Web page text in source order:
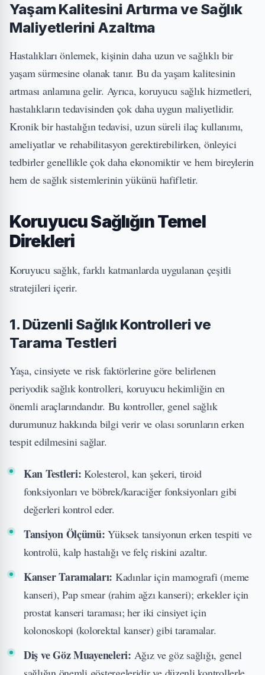
Yaşam Kalitesini Artırma ve Sağlık
Maliyetlerini Azaltma
Hastalıkları önlemek, kişinin daha uzun ve sağlıklı bir
yaşam sürmesine olanak tanır. Bu da yaşam kalitesinin
artması anlamına gelir. Ayrıca, koruyucu sağlık hizmetleri,
hastalıkların tedavisinden çok daha uygun maliyetlidir.
Kronik bir hastalığın tedavisi, uzun süreli ilaç kullanımı,
ameliyatlar ve rehabilitasyon gerektirebilirken, önleyici
tedbirler genellikle çok daha ekonomiktir ve hem bireylerin
hem de sağlık sistemlerinin yükünü hafifletir.
Koruyucu Sağlığın Temel
Direkleri
Koruyucu sağlık, farklı katmanlarda uygulanan çeşitli
stratejileri içerir.
1. Düzenli Sağlık Kontrolleri ve
Tarama Testleri
Yaşa, cinsiyete ve risk faktörlerine göre belirlenen
periyodik sağlık kontrolleri, koruyucu hekimliğin en
önemli araçlarındandır. Bu kontroller, genel sağlık
durumunuz hakkında bilgi verir ve olası sorunların erken
tespit edilmesini sağlar.
Kan Testleri: Kolesterol, kan şekeri, tiroid
fonksiyonları ve böbrek/karaciğer fonksiyonları gibi
değerleri kontrol eder.
Tansiyon Ölçümü: Yüksek tansiyonun erken tespiti ve
kontrolü, kalp hastalığı ve felç riskini azaltır.
Kanser Taramaları: Kadınlar için mamografi (meme
kanseri), Pap smear (rahim ağzı kanseri); erkekler için
prostat kanseri taraması; her iki cinsiyet için
kolonoskopi (kolorektal kanser) gibi taramalar.
Diş ve Göz Muayeneleri: Ağız ve göz sağlığı, genel